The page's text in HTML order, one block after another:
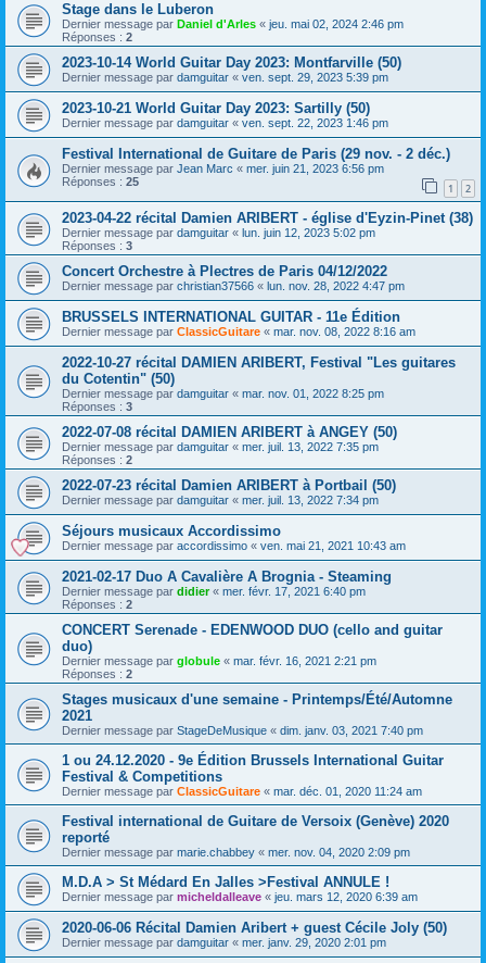
Stage dans le Luberon
Dernier message par Daniel d'Arles « jeu. mai 02, 2024 2:46 pm
Réponses : 2
2023-10-14 World Guitar Day 2023: Montfarville (50)
Dernier message par damguitar « ven. sept. 29, 2023 5:39 pm
2023-10-21 World Guitar Day 2023: Sartilly (50)
Dernier message par damguitar « ven. sept. 22, 2023 1:46 pm
Festival International de Guitare de Paris (29 nov. - 2 déc.)
Dernier message par Jean Marc « mer. juin 21, 2023 6:56 pm
Réponses : 25 1 2
2023-04-22 récital Damien ARIBERT - église d'Eyzin-Pinet (38)
Dernier message par damguitar « lun. juin 12, 2023 5:02 pm
Réponses : 3
Concert Orchestre à Plectres de Paris 04/12/2022
Dernier message par christian37566 « lun. nov. 28, 2022 4:47 pm
BRUSSELS INTERNATIONAL GUITAR - 11e Édition
Dernier message par ClassicGuitare « mar. nov. 08, 2022 8:16 am
2022-10-27 récital DAMIEN ARIBERT, Festival "Les guitares
du Cotentin" (50)
Dernier message par damguitar « mar. nov. 01, 2022 8:25 pm
Réponses : 3
2022-07-08 récital DAMIEN ARIBERT à ANGEY (50)
Dernier message par damguitar « mer. juil. 13, 2022 7:35 pm
Réponses : 2
2022-07-23 récital Damien ARIBERT à Portbail (50)
Dernier message par damguitar « mer. juil. 13, 2022 7:34 pm
Séjours musicaux Accordissimo
Dernier message par accordissimo « ven. mai 21, 2021 10:43 am
2021-02-17 Duo A Cavalière A Brognia - Steaming
Dernier message par didier« mer. févr. 17, 2021 6:40 pm
Réponses : 2
CONCERT Serenade - EDENWOOD DUO (cello and guitar
duo)
Dernier message par globule « mar. févr. 16, 2021 2:21 pm
Réponses : 2
Stages musicaux d'une semaine - Printemps/Été/Automne
2021
Dernier message par StageDeMusique « dim. janv. 03, 2021 7:40 pm
1 ou 24.12.2020 - 9e Édition Brussels International Guitar
Festival & Competitions
Dernier message par ClassicGuitare « mar. déc. 01, 2020 11:24 am
Festival international de Guitare de Versoix (Genève) 2020
reporté
Dernier message par marie.chabbey « mer. nov. 04, 2020 2:09 pm
M.D.A > St Médard En Jalles >Festival ANNULE !
Dernier message par micheldalleave « jeu. mars 12, 2020 6:39 am
2020-06-06 Récital Damien Aribert + guest Cécile Joly (50)
Dernier message par damguitar « mer. janv. 29, 2020 2:01 pm